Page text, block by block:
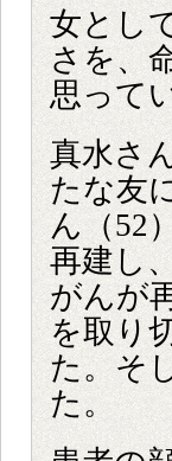
女とし
さを、
思って
真水さ
たな友
ん（52
再建し
がんが
を取り
た。そ
た。